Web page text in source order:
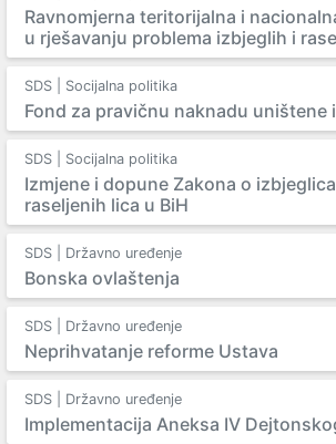
Ravnomjerna teritorijalna i
u rješavanju problema izbjeglih i
SDS | Socijalna politika
Fond za pravičnu naknadu uništene
SDS | Socijalna politika
Izmjene i dopune Zakona o
raseljenih lica u BiH
SDS | Državno uređenje
Bonska ovlaštenja
SDS | Državno uređenje
Neprihvatanje reforme Ustava
SDS | Državno uređenje
Implementacija Aneksa IV